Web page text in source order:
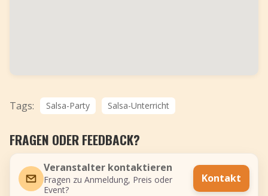
Tags: Salsa-Party Salsa-Unterricht
FRAGEN ODER FEEDBACK?
Veranstalter kontaktieren
Fragen zu Anmeldung, Preis oder
Event?
Kontakt